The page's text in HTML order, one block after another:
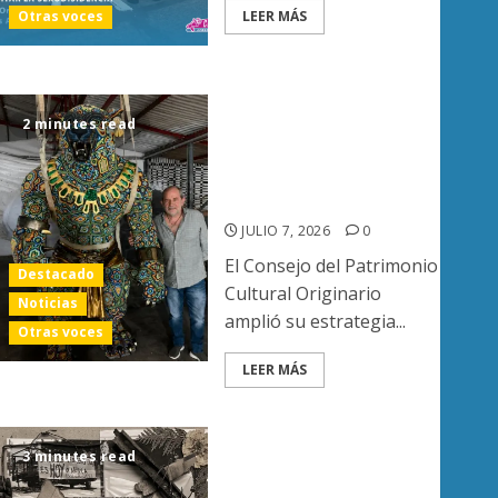
Ayuntamiento Morelia Cultura y memoria
apuesta por el cine local: cortometraje
tras diálogo binacional
Otras voces
LEER MÁS
2 minutes read
Destacado
Noticias
Otras voces
JULIO 7, 2026 0
El Consejo del Patrimonio
Cultural Originario
amplió su estrategia...
LEER MÁS
3 minutes read